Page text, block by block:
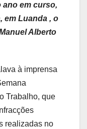
ano em curso,
em Luanda , o
Alberto
à imprensa
Trabalho, que
realizadas no